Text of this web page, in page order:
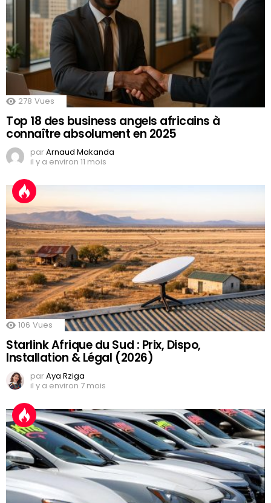
278 Vues
Top 18 des business angels africains à
connaître absolument en 2025
parArnaud Makanda
il y a environ 11 mois
106 Vues
Starlink Afrique du Sud : Prix, Dispo,
Installation & Légal (2026)
parAya Rziga
il y a environ 7 mois